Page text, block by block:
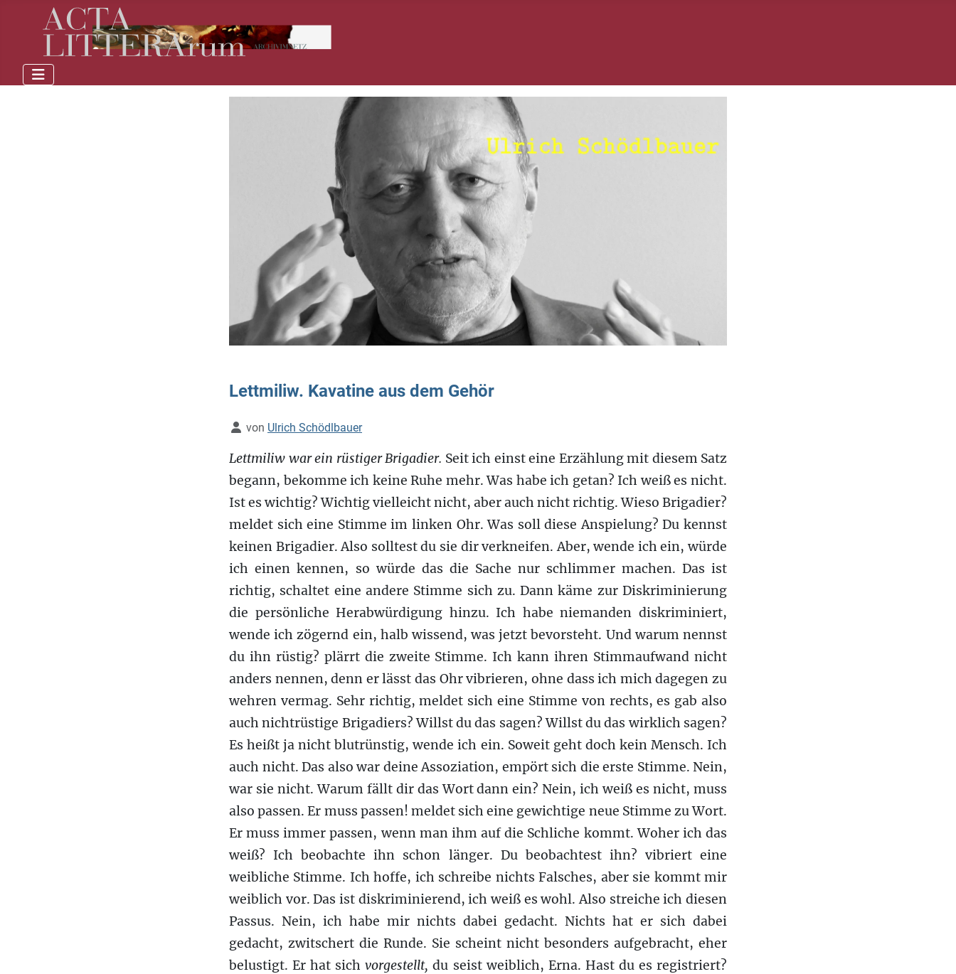
Lettmiliw. Kavatine aus dem Gehör
Details
von Ulrich Schödlbauer
Lettmiliw war ein rüstiger Brigadier. Seit ich einst eine Erzählung mit diesem Satz
begann, bekomme ich keine Ruhe mehr. Was habe ich getan? Ich weiß es nicht.
Ist es wichtig? Wichtig vielleicht nicht, aber auch nicht richtig. Wieso Brigadier?
meldet sich eine Stimme im linken Ohr. Was soll diese Anspielung? Du kennst
keinen Brigadier. Also solltest du sie dir verkneifen. Aber, wende ich ein, würde
ich einen kennen, so würde das die Sache nur schlimmer machen. Das ist
richtig, schaltet eine andere Stimme sich zu. Dann käme zur Diskriminierung
die persönliche Herabwürdigung hinzu. Ich habe niemanden diskriminiert,
wende ich zögernd ein, halb wissend, was jetzt bevorsteht. Und warum nennst
du ihn rüstig? plärrt die zweite Stimme. Ich kann ihren Stimmaufwand nicht
anders nennen, denn er lässt das Ohr vibrieren, ohne dass ich mich dagegen zu
wehren vermag. Sehr richtig, meldet sich eine Stimme von rechts, es gab also
auch nichtrüstige Brigadiers? Willst du das sagen? Willst du das wirklich sagen?
Es heißt ja nicht blutrünstig, wende ich ein. Soweit geht doch kein Mensch. Ich
auch nicht. Das also war deine Assoziation, empört sich die erste Stimme. Nein,
war sie nicht. Warum fällt dir das Wort dann ein? Nein, ich weiß es nicht, muss
also passen. Er muss passen! meldet sich eine gewichtige neue Stimme zu Wort.
Er muss immer passen, wenn man ihm auf die Schliche kommt. Woher ich das
weiß? Ich beobachte ihn schon länger. Du beobachtest ihn? vibriert eine
weibliche Stimme. Ich hoffe, ich schreibe nichts Falsches, aber sie kommt mir
weiblich vor. Das ist diskriminierend, ich weiß es wohl. Also streiche ich diesen
Passus. Nein, ich habe mir nichts dabei gedacht. Nichts hat er sich dabei
gedacht, zwitschert die Runde. Sie scheint nicht besonders aufgebracht, eher
belustigt. Er hat sichvorgestellt, du seist weiblich, Erna. Hast du es registriert?